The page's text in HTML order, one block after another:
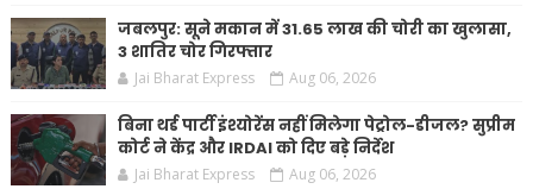
जबलपुर: सूने मकान में 31.65 लाख की चोरी का खुलासा,
3 शातिर चोर गिरफ्तार
Jai Bharat Express Aug 06, 2026
बिना थर्ड पार्टी इंश्योरेंस नहीं मिलेगा पेट्रोल-डीजल? सुप्रीम
कोर्ट ने केंद्र और IRDAI को दिए बड़े निर्देश
Jai Bharat Express Aug 06, 2026